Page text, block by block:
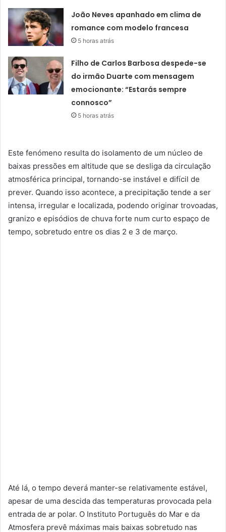
João Neves apanhado em clima de
romance com modelo francesa
5 horas atrás
Filho de Carlos Barbosa despede-se
do irmão Duarte com mensagem
emocionante: “Estarás sempre
connosco”
5 horas atrás
Este fenómeno resulta do isolamento de um núcleo de
baixas pressões em altitude que se desliga da circulação
atmosférica principal, tornando-se instável e difícil de
prever. Quando isso acontece, a precipitação tende a ser
intensa, irregular e localizada, podendo originar trovoadas,
granizo e episódios de chuva forte num curto espaço de
tempo, sobretudo entre os dias 2 e 3 de março.
Até lá, o tempo deverá manter-se relativamente estável,
apesar de uma descida das temperaturas provocada pela
entrada de ar polar. O Instituto Português do Mar e da
Atmosfera prevê máximas mais baixas sobretudo nas